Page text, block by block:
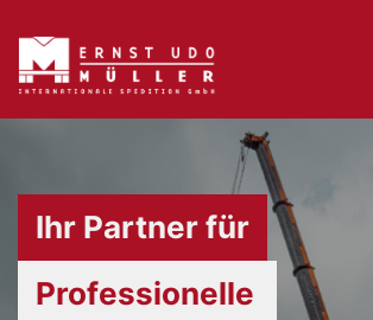
content
Ihr Partner für
Professionelle